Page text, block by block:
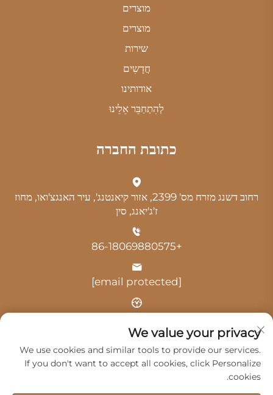
מוצרים
מוצרים
שירות
חֲדָשִים
אודותינו
לְהִתְחַבֵּר אֵלֵינוּ
כתובת החברה
רחוב דשנג מזרח מס' 2399, אזור קיאנטנג', עיר האנגצ'ואו, מחוז
ז'ג'יאנג, סין
+86-18069880575
[email protected]
We value your privacy
We use cookies and similar tools to provide our services.
If you don't want to accept all cookies, click Personalize
cookies.